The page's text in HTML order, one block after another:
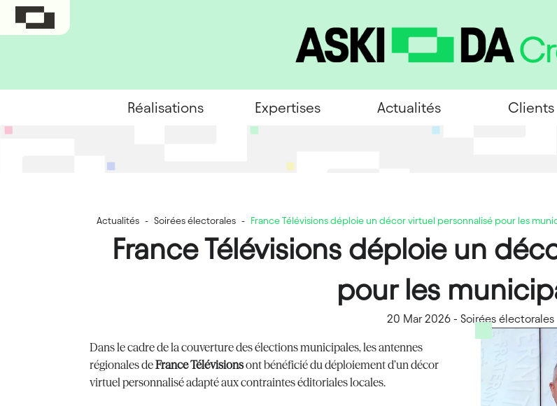
Réalisations Expertises Actualités Clients
Actualités - Soirées électorales - France Télévisions déploie un décor virtuel personnalisé pour les
France Télévisions déploie un
pour les
20 Mar 2026- Soirées électorales
Dans le cadre de la couverture des élections municipales, les antennes
régionales deFrance Télévisionsont bénéficié du déploiement d’un décor
virtuel personnalisé adapté aux contraintes éditoriales locales.